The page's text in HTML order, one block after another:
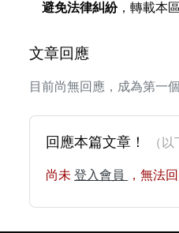
避免法律糾紛，轉載本
文章回應
目前尚無回應，成為第一
回應本篇文章！ （
尚未 登入會員 ，無法回